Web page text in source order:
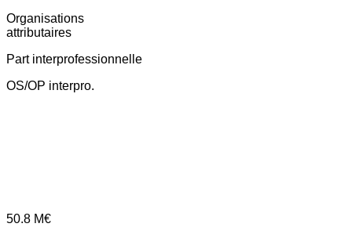
Organisations
attributaires
Part interprofessionnelle
OS/OP interpro.
50.8 M€